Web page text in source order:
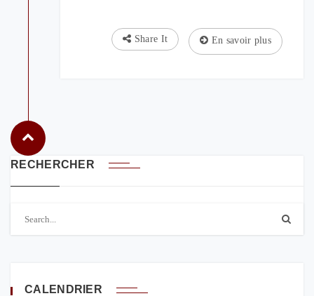
En savoir plus
Share It
RECHERCHER
CALENDRIER